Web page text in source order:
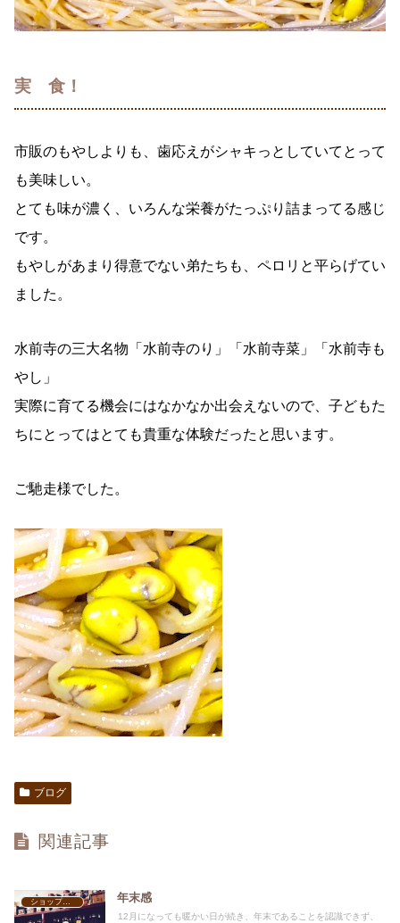
実 食！
市販のもやしよりも、歯応えがシャキっとしていてとって
も美味しい。
とても味が濃く、いろんな栄養がたっぷり詰まってる感じ
です。
もやしがあまり得意でない弟たちも、ペロリと平らげてい
ました。
水前寺の三大名物「水前寺のり」「水前寺菜」「水前寺も
やし」
実際に育てる機会にはなかなか出会えないので、子どもた
ちにとってはとても貴重な体験だったと思います。
ご馳走様でした。
ブログ
関連記事
ショップ案内 年末感
12月になっても暖かい日が続き、年末であることを認識できず、